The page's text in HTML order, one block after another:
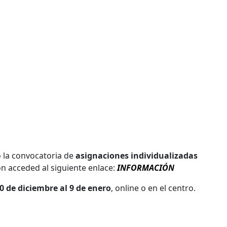
la convocatoria deasignaciones individualizadas
acceded al siguiente enlace:INFORMACIÓN
de diciembre al 9 de enero, online o en el centro.